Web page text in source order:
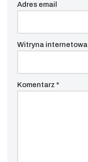
Adres email
Witryna internetowa
Komentarz *